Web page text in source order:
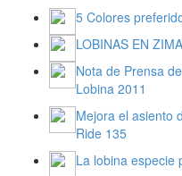
5 Colores
LOBINAS EN
Nota de Prensa
Lobina 2011
Mejora el asiento
Ride 135
La lobina especie